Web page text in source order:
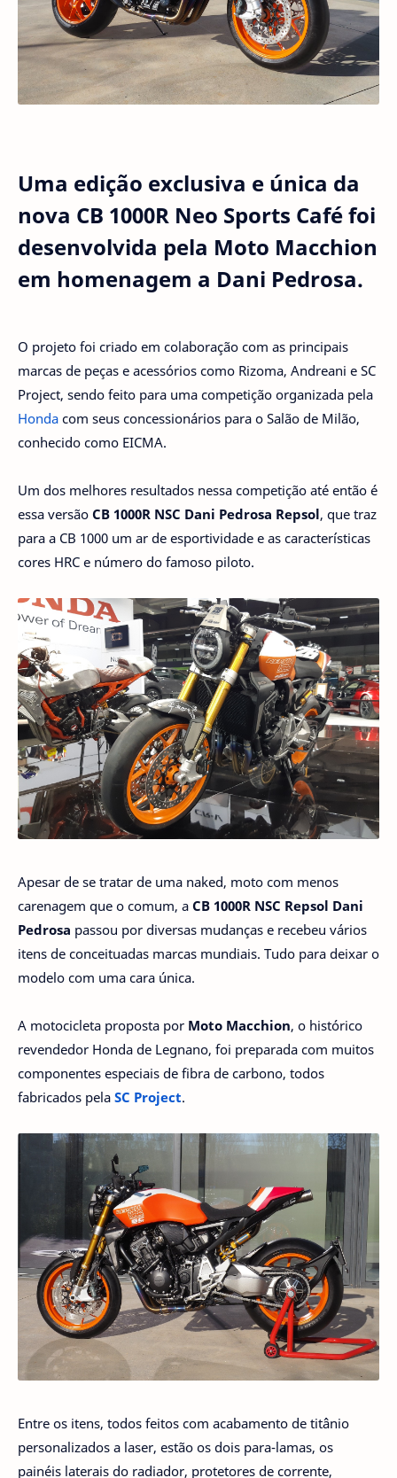
Uma edição exclusiva e única da
nova CB 1000R Neo Sports Café foi
desenvolvida pela Moto Macchion
em homenagem a Dani Pedrosa.
O projeto foi criado em colaboração com as principais
marcas de peças e acessórios como Rizoma, Andreani e SC
Project, sendo feito para uma competição organizada pela
Honda com seus concessionários para o Salão de Milão,
conhecido como EICMA.
Um dos melhores resultados nessa competição até então é
essa versão CB 1000R NSC Dani Pedrosa Repsol, que traz
para a CB 1000 um ar de esportividade e as características
cores HRC e número do famoso piloto.
Apesar de se tratar de uma naked, moto com menos
carenagem que o comum, a CB 1000R NSC Repsol Dani
Pedrosa passou por diversas mudanças e recebeu vários
itens de conceituadas marcas mundiais. Tudo para deixar o
modelo com uma cara única.
A motocicleta proposta por Moto Macchion, o histórico
revendedor Honda de Legnano, foi preparada com muitos
componentes especiais de fibra de carbono, todos
fabricados pela SC Project.
Entre os itens, todos feitos com acabamento de titânio
personalizados a laser, estão os dois para-lamas, os
painéis laterais do radiador, protetores de corrente,